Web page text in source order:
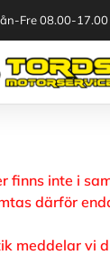
Fre 08.00-17.00
finns inte i
därför
meddelar vi